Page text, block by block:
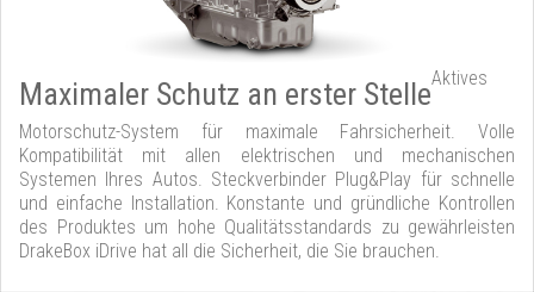
Maximaler Schutz an erster StelleAktives
Motorschutz-System für maximale Fahrsicherheit. Volle
Kompatibilität mit allen elektrischen und mechanischen
Systemen Ihres Autos. Steckverbinder Plug&Play für schnelle
und einfache Installation. Konstante und gründliche Kontrollen
des Produktes um hohe Qualitätsstandards zu gewährleisten
DrakeBox iDrive hat all die Sicherheit, die Sie brauchen.